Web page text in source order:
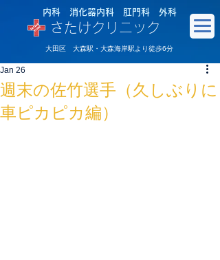
内科 消化器内科 肛門科 外科
さたけクリニック
大田区 大森駅・大森海岸駅より徒歩6分
週末の佐竹選手（久しぶりに
車ピカピカ編）
Jan 26